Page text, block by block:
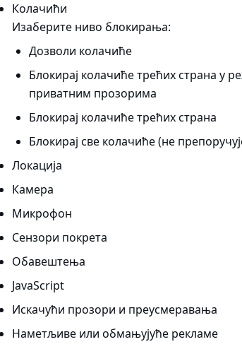
Колачићи
Изаберите ниво блокирања:
Дозволи колачиће
Блокирај колачиће трећих страна у
приватним прозорима
Блокирај колачиће трећих страна
Блокирај све колачиће (не
Локација
Камера
Микрофон
Сензори покрета
Обавештења
JavaScript
Искачући прозори и преусмеравања
Наметљиве или обмањујуће рекламе